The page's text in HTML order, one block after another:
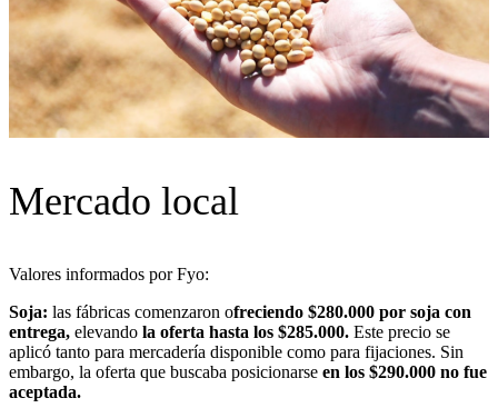
Mercado local
Valores informados por Fyo:
Soja: las fábricas comenzaron ofreciendo $280.000 por soja con
entrega, elevando la oferta hasta los $285.000. Este precio se
aplicó tanto para mercadería disponible como para fijaciones. Sin
embargo, la oferta que buscaba posicionarse en los $290.000 no fue
aceptada.